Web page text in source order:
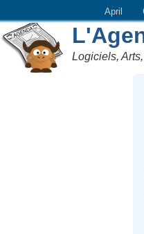
April
Logiciels,